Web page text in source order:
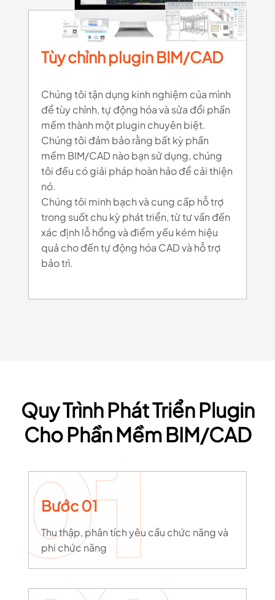
Tùy chỉnh plugin BIM/CAD
Chúng tôi tận dụng kinh nghiệm của mình
để tùy chỉnh, tự động hóa và sửa đổi phần
mềm thành một plugin chuyên biệt.
Chúng tôi đảm bảo rằng bất kỳ phần
mềm BIM/CAD nào bạn sử dụng, chúng
tôi đều có giải pháp hoàn hảo để cải thiện
nó.
Chúng tôi minh bạch và cung cấp hỗ trợ
trong suốt chu kỳ phát triển, từ tư vấn đến
xác định lỗ hổng và điểm yếu kém hiệu
quả cho đến tự động hóa CAD và hỗ trợ
bảo trì.
Quy Trình Phát Triển Plugin
Cho Phần Mềm BIM/CAD
Bước 01
Thu thập, phân tích yêu cầu chức năng và
phi chức năng